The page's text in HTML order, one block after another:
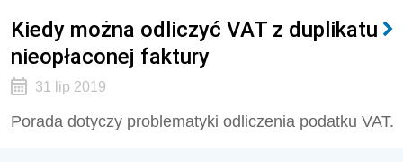
Kiedy można odliczyć VAT z duplikatu
nieopłaconej faktury
31 lip 2019
Porada dotyczy problematyki odliczenia podatku VAT.